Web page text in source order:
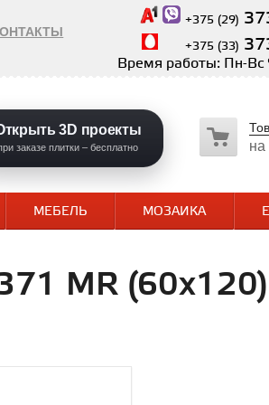
+375 (29)
+375 (33)
Время работы: Пн-Вс
3D проекты
заказе плитки – бесплатно на
МЕБЕЛЬ МОЗАИКА
MR (60х120)